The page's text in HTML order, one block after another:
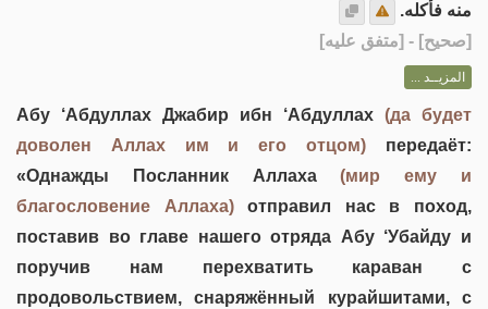
منه فأكله.
[صحيح] - [متفق عليه]
المزيــد ...
Абу ‘Абдуллах Джабир ибн ‘Абдуллах (да будет
доволен Аллах им и его отцом) передаёт:
«Однажды Посланник Аллаха(мир ему и
благословение Аллаха)отправил нас в поход,
поставив во главе нашего отряда Абу ‘Убайду и
поручив нам перехватить караван с
продовольствием, снаряжённый курайшитами, с